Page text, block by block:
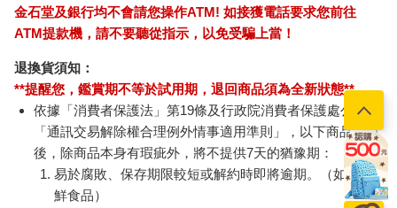
還應說著遠行人。
到夔州，可是他的心裡無時無刻不在想著有朝一日能夠回到家
鄉。時間一年一年過去，詩人一年一年衰老，但是回家的夢卻一
年比一年更顯得渺茫。杜甫在冬至這一天，拄著枴杖來到山頂眺
望，只見白茫茫一片，大雪覆蓋了山川。他想起以前在長安為官
的時候，在紫宸殿，官員們散朝了，佩玉相擊，叮噹作響。可是
現在自己客居他鄉，不知道什麼時候才能重回故都，重回家鄉
金石堂及銀行均不會請您操作ATM! 如接獲電話要求您前往
ATM提款機，請不要聽從指示，以免受騙上當！
退換貨須知：
**提醒您，鑑賞期不等於試用期，退回商品須為全新狀態**
依據「消費者保護法」第19條及行政院消費者保護處公告之
「通訊交易解除權合理例外情事適用準則」，以下商品購買
後，除商品本身有瑕疵外，將不提供7天的猶豫期：
易於腐敗、保存期限較短或解約時即將逾期。（如：生
鮮食品）